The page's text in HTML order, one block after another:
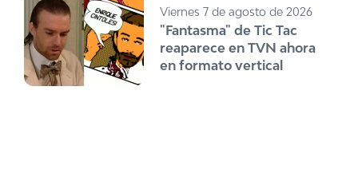
Viernes 7 de agosto de 2026
"Fantasma" de Tic Tac
reaparece en TVN ahora
en formato vertical